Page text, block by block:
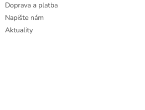
Doprava a platba
Napište nám
Aktuality